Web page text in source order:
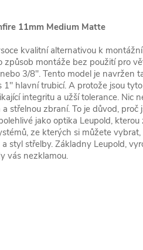
11mm Medium Matte
kvalitní alternativou k
způsob montáže bez použití pro
3/8''. Tento model je navržen
1" hlavní trubicí. A protože jsou
integritu a užší tolerance. Nic
střelnou zbraní. To je důvod,
jako optika Leupold, kterou
ze kterých si můžete
styl střelby. Základny Leupold,
vás nezklamou.